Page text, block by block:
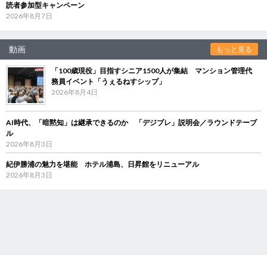
読者参加型キャンペーン
2026年8月7日
動画 もっと見る
「100歳現役」目指すシニア1500人が集結 マンション管理代
務員イベント「うぇるねすシップ」
2026年8月4日
AI時代、「暗黙知」は継承できるのか 「デジブレ」説明会／ラウンドテーブ
ル
2026年8月3日
紀伊勝浦の魅力を堪能 ホテル浦島、日昇館をリニューアル
2026年8月3日